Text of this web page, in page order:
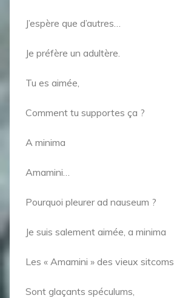
J’espère que d’autres…
Je préfère un adultère.
Tu es aimée,
Comment tu supportes ça ?
A minima
Amamini…
Pourquoi pleurer ad nauseum ?
Je suis salement aimée, a minima
Les « Amamini » des vieux sitcoms,
Sont glaçants spéculums,